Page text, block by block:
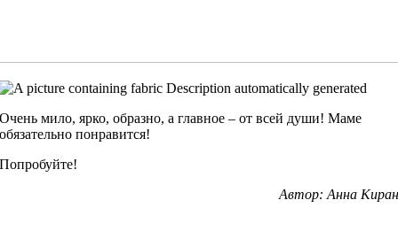
Очень мило, ярко, образно, а главное – от всей души! Маме
обязательно понравится!
Попробуйте!
Автор: Анна Киран